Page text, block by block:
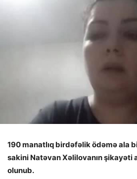
190 manatlıq birdəfəlik ödəmə ala
sakini Natəvan Xəlilovanın şikayəti
olunub.